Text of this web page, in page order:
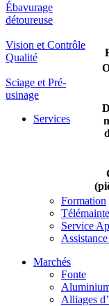
Ébavurage
détoureuse
Vision et Contrôle
Qualité
Sciage et Pré-
usinage
Services
Formation
Service
Marchés
Fonte
Alliages